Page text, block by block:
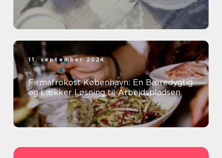
11. september 2024
Firmafrokost København: En Bæredygtig
og Lækker Løsning til Arbejdspladsen